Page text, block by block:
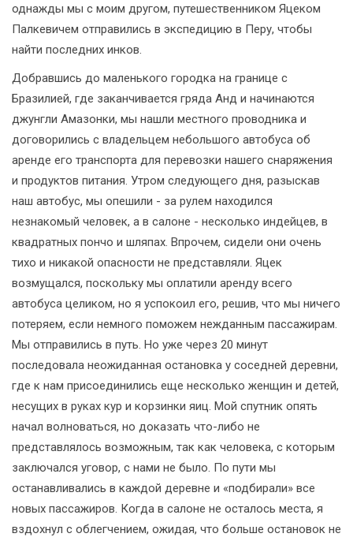
однажды мы с моим другом, путешественником Яцеком
Палкевичем отправились в экспедицию в Перу, чтобы
найти последних инков.
Добравшись до маленького городка на границе с
Бразилией, где заканчивается гряда Анд и начинаются
джунгли Амазонки, мы нашли местного проводника и
договорились с владельцем небольшого автобуса об
аренде его транспорта для перевозки нашего снаряжения
и продуктов питания. Утром следующего дня, разыскав
наш автобус, мы опешили - за рулем находился
незнакомый человек, а в салоне - несколько индейцев, в
квадратных пончо и шляпах. Впрочем, сидели они очень
тихо и никакой опасности не представляли. Яцек
возмущался, поскольку мы оплатили аренду всего
автобуса целиком, но я успокоил его, решив, что мы ничего
потеряем, если немного поможем нежданным пассажирам.
Мы отправились в путь. Но уже через 20 минут
последовала неожиданная остановка у соседней деревни,
где к нам присоединились еще несколько женщин и детей,
несущих в руках кур и корзинки яиц. Мой спутник опять
начал волноваться, но доказать что-либо не
представлялось возможным, так как человека, с которым
заключался уговор, с нами не было. По пути мы
останавливались в каждой деревне и «подбирали» все
новых пассажиров. Когда в салоне не осталось места, я
вздохнул с облегчением, ожидая, что больше остановок не